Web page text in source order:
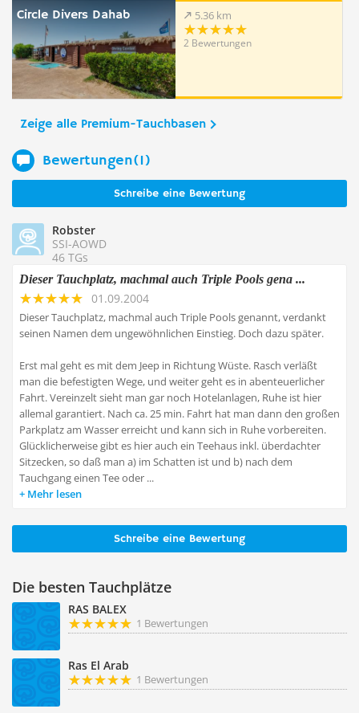
Circle Divers Dahab 5.36 km
2 Bewertungen
Zeige alle Premium-Tauchbasen
Bewertungen(1)
Schreibe eine Bewertung
Robster
SSI-AOWD
46 TGs
Dieser Tauchplatz, machmal auch Triple Pools gena ...
01.09.2004
Dieser Tauchplatz, machmal auch Triple Pools genannt, verdankt
seinen Namen dem ungewöhnlichen Einstieg. Doch dazu später.
Erst mal geht es mit dem Jeep in Richtung Wüste. Rasch verläßt
man die befestigten Wege, und weiter geht es in abenteuerlicher
Fahrt. Vereinzelt sieht man gar noch Hotelanlagen, Ruhe ist hier
allemal garantiert. Nach ca. 25 min. Fahrt hat man dann den großen
Parkplatz am Wasser erreicht und kann sich in Ruhe vorbereiten.
Glücklicherweise gibt es hier auch ein Teehaus inkl. überdachter
Sitzecken, so daß man a) im Schatten ist und b) nach dem
Tauchgang einen Tee oder ...
Mehr lesen
Schreibe eine Bewertung
Die besten Tauchplätze
RAS BALEX
1 Bewertungen
Ras El Arab
1 Bewertungen